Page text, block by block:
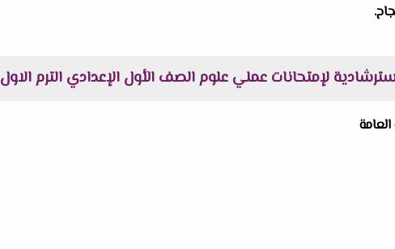
لإمتحانات عملي علوم الصف الأول الإعدادي الترم الاول 2026 لمستر مينا عوض
العامة